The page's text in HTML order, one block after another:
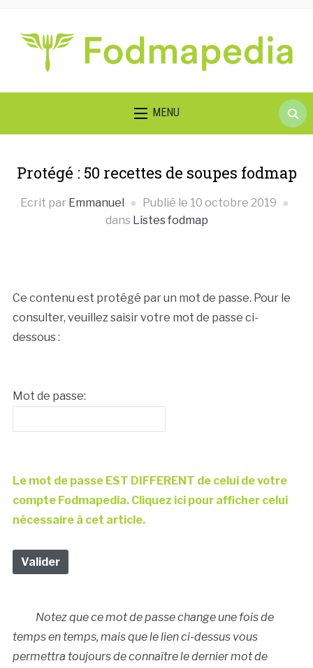
for:
MENU
Protégé : 50 recettes de soupes fodmap
Ecrit par Emmanuel Publié le 10 octobre 2019
dans Listes fodmap
Ce contenu est protégé par un mot de passe. Pour le
consulter, veuillez saisir votre mot de passe ci-
dessous :
Mot de passe:
Le mot de passe EST DIFFERENT de celui de votre
compte Fodmapedia. Cliquez ici pour afficher celui
nécessaire à cet article.
Notez que ce mot de passe change une fois de
temps en temps, mais que le lien ci-dessus vous
permettra toujours de connaître le dernier mot de